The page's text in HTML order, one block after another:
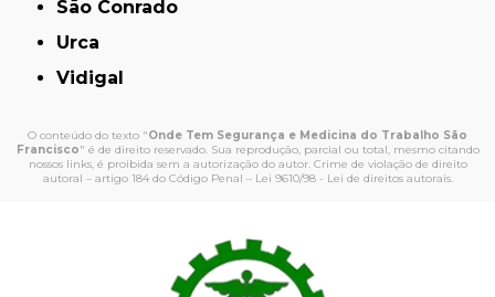
São Conrado
Urca
Vidigal
O conteúdo do texto "Onde Tem Segurança e Medicina do Trabalho São
Francisco" é de direito reservado. Sua reprodução, parcial ou total, mesmo citando
nossos links, é proibida sem a autorização do autor. Crime de violação de direito
autoral – artigo 184 do Código Penal – Lei 9610/98 - Lei de direitos autorais.